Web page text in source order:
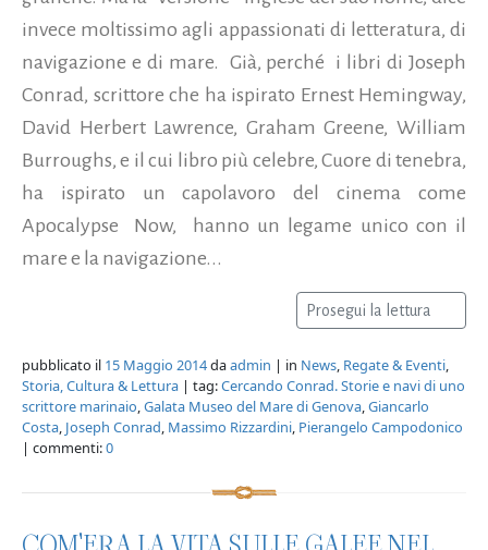
invece moltissimo agli appassionati di letteratura, di
navigazione e di mare. Già, perché i libri di Joseph
Conrad, scrittore che ha ispirato Ernest Hemingway,
David Herbert Lawrence, Graham Greene, William
Burroughs, e il cui libro più celebre, Cuore di tenebra,
ha ispirato un capolavoro del cinema come
Apocalypse Now, hanno un legame unico con il
mare e la navigazione...
Prosegui la lettura
pubblicato il 15 Maggio 2014daadmin | in News, Regate & Eventi,
Storia, Cultura & Lettura | tag:Cercando Conrad. Storie e navi di uno
scrittore marinaio,Galata Museo del Mare di Genova,Giancarlo
Costa, Joseph Conrad, Massimo Rizzardini, Pierangelo Campodonico
| commenti:0